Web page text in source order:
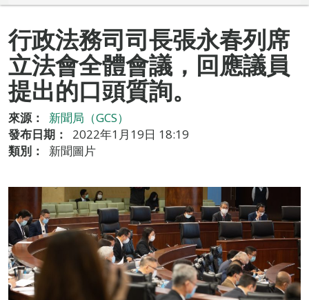
行政法務司司長張永春列席
立法會全體會議，回應議員
提出的口頭質詢。
來源：
新聞局（GCS）
發布日期：
2022年1月19日 18:19
類別：
新聞圖片